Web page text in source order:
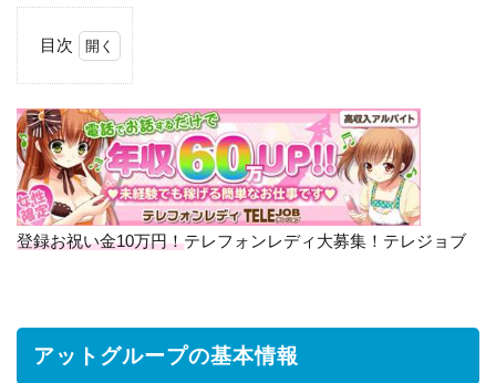
目次
ッ
ト
グ
ル
ー
プ
情
報
登録お祝い金10万円！テレフォンレディ大募集！テレジョブ
アットグループの基本情報